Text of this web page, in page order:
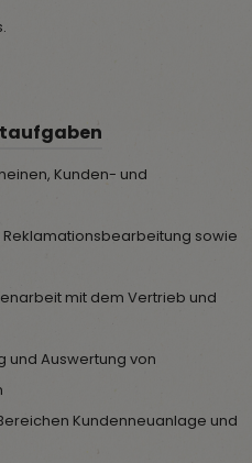
Kunden- und
sowie
mit dem Vertrieb und
und Auswertung von
Kundenneuanlage und